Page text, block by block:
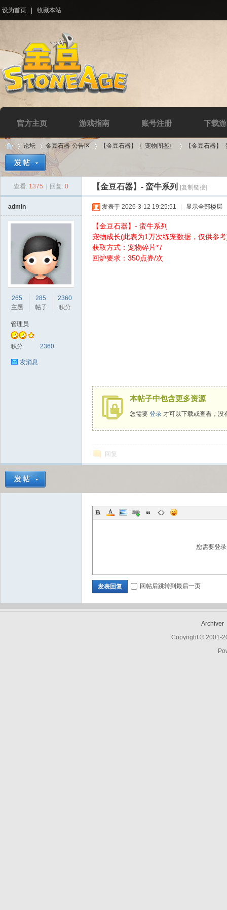
设为首页 收藏本站
官方主页 游戏指南 账号注册 下载
Bo
»
论坛
›
金豆石器-公告区 【金豆石器】-〖宠物图鉴〗
›
【金豆石器】-
查看: 1375 回复: 0 【金豆石器】- 蛮牛系列 [复制链接]
admin
265
主题
285
帖子
2360
积分
管理员
积分 2360
发消息
发表于 2026-3-12 19:25:51 显示全部楼层
【金豆石器】- 蛮牛系列
宠物成长(此表为1万次练宠数据，仅供参
获取方式：宠物碎片*7
回炉要求：350点券/次
本帖子中包含更多资源
您需要 登录 才可以下载或查看，没
回复
您需要登
发表回复 回帖后跳转到最后一页
Archiver
Copyright © 2001-